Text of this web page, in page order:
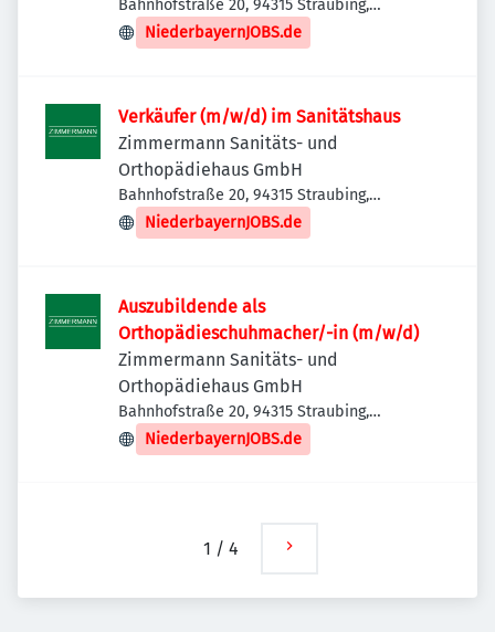
Bahnhofstraße 20, 94315 Straubing,
Deutschland
NiederbayernJOBS.de
Verkäufer (m/w/d) im Sanitätshaus
Zimmermann Sanitäts- und
Orthopädiehaus GmbH
Bahnhofstraße 20, 94315 Straubing,
Deutschland
NiederbayernJOBS.de
Auszubildende als
Orthopädieschuhmacher/-in (m/w/d)
Zimmermann Sanitäts- und
Orthopädiehaus GmbH
Bahnhofstraße 20, 94315 Straubing,
Deutschland
NiederbayernJOBS.de
1 / 4